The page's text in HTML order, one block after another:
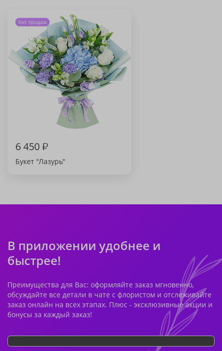
Хит продаж
6 450₽
Букет "Лазурь"
В приложении удобнее и
быстрее!
Преимущества для Вас: оформляйте заказ мгновенно,
обсуждайте все детали в чате с флористом и отслеживайте
заказ онлайн на всех этапах. Плюс - эксклюзивные акции и
бонусы за каждый заказ!